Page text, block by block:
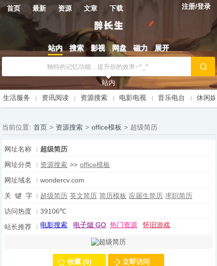
首页 最新 资源 文章 下载 注册/登录
站内 搜索 影视 网盘 磁力 展开
站内
生活服务
资讯阅读 资源搜索 电影电视 音乐电台 休闲
当前位置: 首页 > 资源搜索 > office模板 > 超级简历
网址名称
超级简历
网址分类
资源搜索 >> office模板
网址域名
wondercv.com
关 键 字
超级简历 英文简历 简历模板 应届生简历 求职简历
访问热度
39106℃
站长推荐
电影搜索 电子烟 GO 热门资源 怀旧游戏
收藏 (0) 立即访问